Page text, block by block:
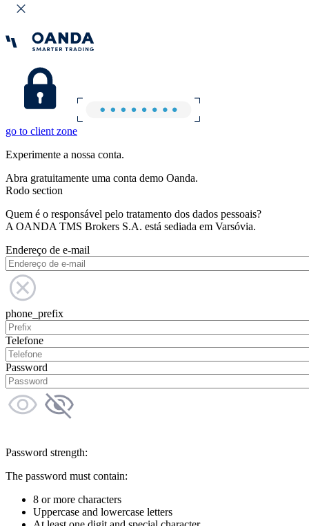
go to client zone
Experimente a nossa conta.
Abra gratuitamente uma conta demo Oanda.
Rodo section
Quem é o responsável pelo tratamento dos dados pessoais?
A OANDA TMS Brokers S.A. está sediada em Varsóvia.
Endereço de e-mail
phone_prefix
Telefone
Password
Password strength:
The password must contain:
8 or more characters
Uppercase and lowercase letters